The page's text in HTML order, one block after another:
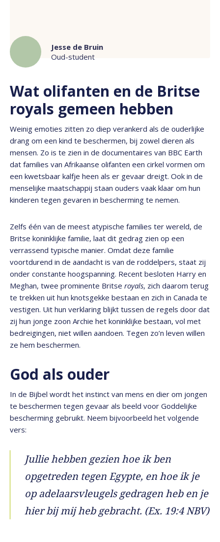
Jesse de Bruin
Oud-student
Wat olifanten en de Britse
royals gemeen hebben
Weinig emoties zitten zo diep verankerd als de ouderlijke
drang om een kind te beschermen, bij zowel dieren als
mensen. Zo is te zien in de documentaires van BBC Earth
dat families van Afrikaanse olifanten een cirkel vormen om
een kwetsbaar kalfje heen als er gevaar dreigt. Ook in de
menselijke maatschappij staan ouders vaak klaar om hun
kinderen tegen gevaren in bescherming te nemen.
Zelfs één van de meest atypische families ter wereld, de
Britse koninklijke familie, laat dit gedrag zien op een
verrassend typische manier. Omdat deze familie
voortdurend in de aandacht is van de roddelpers, staat zij
onder constante hoogspanning. Recent besloten Harry en
Meghan, twee prominente Britse royals, zich daarom terug
te trekken uit hun knotsgekke bestaan en zich in Canada te
vestigen. Uit hun verklaring blijkt tussen de regels door dat
zij hun jonge zoon Archie het koninklijke bestaan, vol met
bedreigingen, niet willen aandoen. Tegen zo’n leven willen
ze hem beschermen.
God als ouder
In de Bijbel wordt het instinct van mens en dier om jongen
te beschermen tegen gevaar als beeld voor Goddelijke
bescherming gebruikt. Neem bijvoorbeeld het volgende
vers:
Jullie hebben gezien hoe ik ben
opgetreden tegen Egypte, en hoe ik je
op adelaarsvleugels gedragen heb en je
hier bij mij heb gebracht. (Ex. 19:4 NBV)